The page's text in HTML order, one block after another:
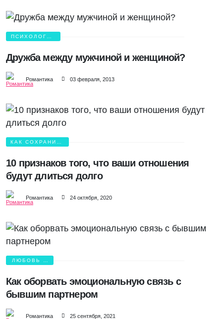
ПСИХОЛОГИЯ
Дружба между мужчиной и женщиной?
Романтика 03 февраля, 2013
КАК СОХРАНИТЬ
10 признаков того, что ваши отношения
будут длиться долго
Романтика 24 октября, 2020
ЛЮБОВЬ И
Как оборвать эмоциональную связь с
бывшим партнером
Романтика 25 сентября, 2021